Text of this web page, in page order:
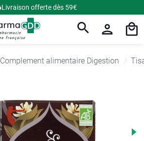
Livraison offerte dès 59€
Complement alimentaire Digestion